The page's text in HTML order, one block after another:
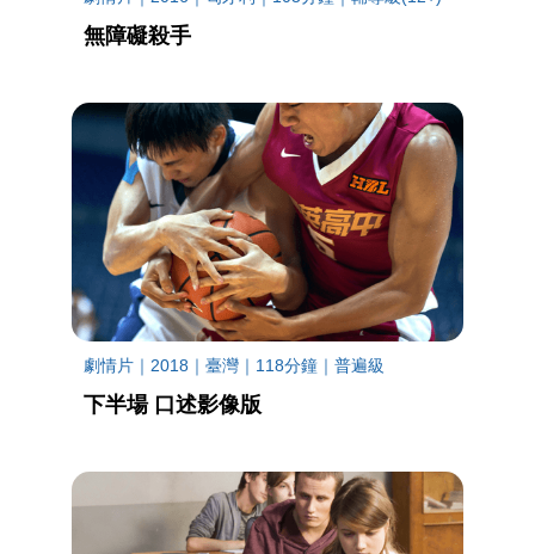
無障礙殺手
劇情片｜2018｜臺灣｜118分鐘｜普遍級
下半場 口述影像版